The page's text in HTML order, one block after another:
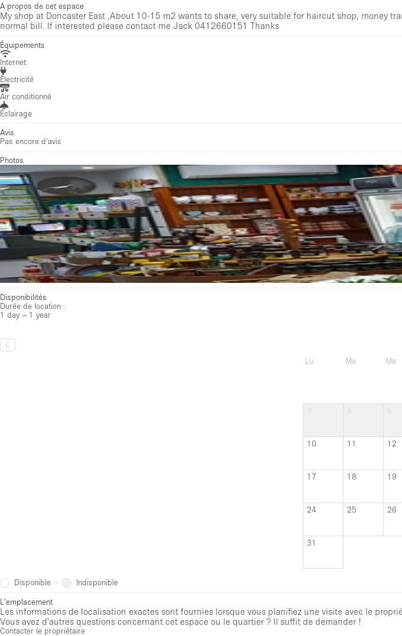
A propos de cet espace
My shop at Doncaster East ,About 10-15 m2 wants to share, very suitable for haircut shop, money
normal bill. If interested please contact me Jack 0412660151 Thanks
Équipements
Internet
Électricité
Air conditionné
Éclairage
Avis
Pas encore d'avis
Photos
Disponibilités
Durée de location :
1 day – 1 year
Lu
Ma Me
10 11 12
17 18 19
24 25 26
31
Disponible · Indisponible
L'emplacement
Les informations de localisation exactes sont fournies lorsque vous planifiez une visite avec le
Vous avez d'autres questions concernant cet espace ou le quartier ? Il suffit de demander !
Contacter le propriétaire